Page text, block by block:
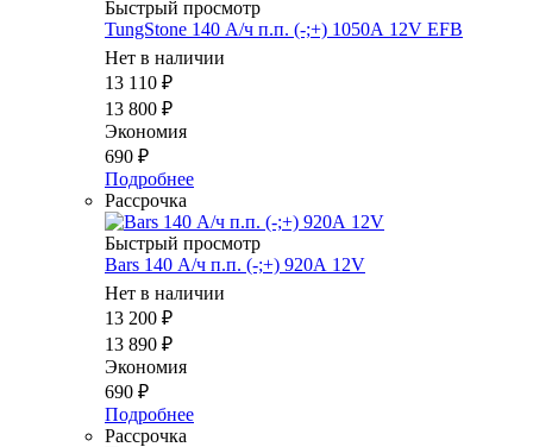
Быстрый просмотр
TungStone 140 А/ч п.п. (-;+) 1050А 12V EFB
Нет в наличии
13 110 ₽
13 800 ₽
Экономия
690 ₽
Подробнее
Рассрочка
Быстрый просмотр
Bars 140 А/ч п.п. (-;+) 920А 12V
Нет в наличии
13 200 ₽
13 890 ₽
Экономия
690 ₽
Подробнее
Рассрочка